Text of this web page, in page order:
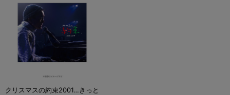
クリスマスの約束2001…きっと